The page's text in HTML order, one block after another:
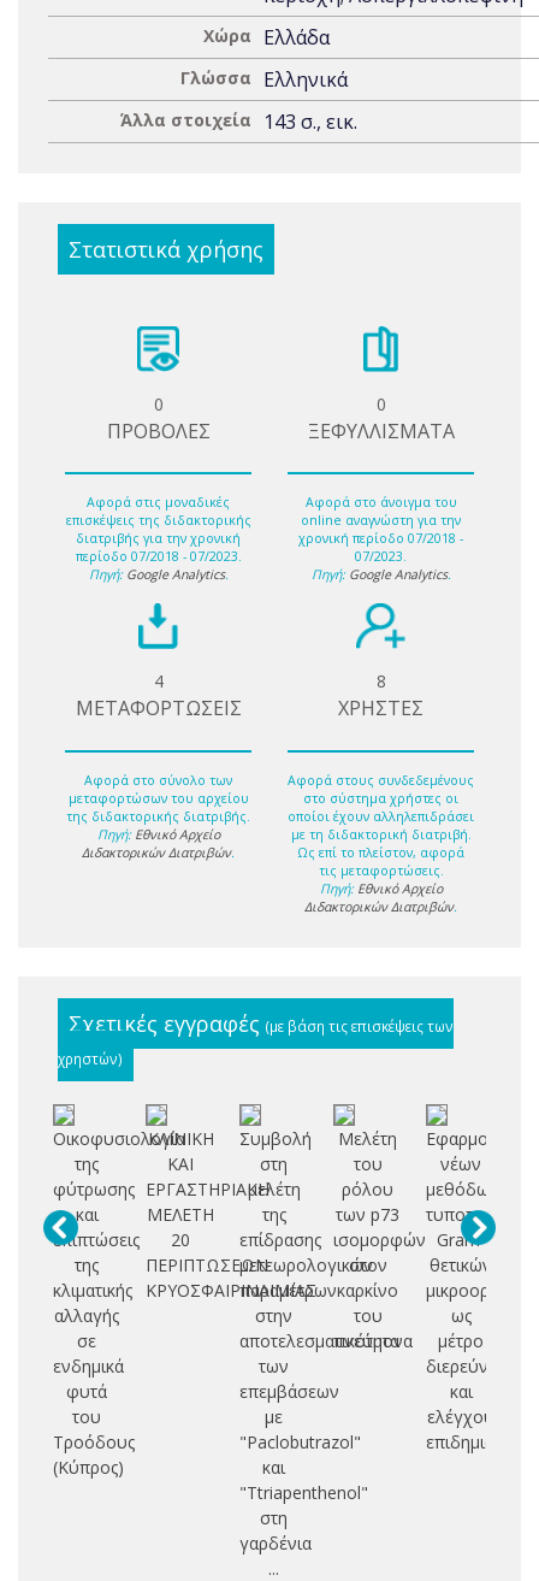
Χώρα Ελλάδα
Γλώσσα Ελληνικά
Άλλα στοιχεία 143 σ., εικ.
Στατιστικά χρήσης
0
ΠΡΟΒΟΛΕΣ
Αφορά στις μοναδικές
επισκέψεις της διδακτορικής
διατριβής για την χρονική
περίοδο 07/2018 - 07/2023.
Πηγή: Google Analytics.
0
ΞΕΦΥΛΛΙΣΜΑΤΑ
Αφορά στο άνοιγμα του
online αναγνώστη για την
χρονική περίοδο 07/2018 -
07/2023.
Πηγή: Google Analytics.
4
ΜΕΤΑΦΟΡΤΩΣΕΙΣ
Αφορά στο σύνολο των
μεταφορτώσων του αρχείου
της διδακτορικής διατριβής.
Πηγή: Εθνικό Αρχείο
Διδακτορικών Διατριβών.
8
ΧΡΗΣΤΕΣ
Αφορά στους συνδεδεμένους
στο σύστημα χρήστες οι
οποίοι έχουν αλληλεπιδράσει
με τη διδακτορική διατριβή.
Ως επί το πλείστον, αφορά
τις μεταφορτώσεις.
Πηγή: Εθνικό Αρχείο
Διδακτορικών Διατριβών.
Σχετικές εγγραφές (με βάση τις επισκέψεις των
χρηστών)
Οικοφυσιολογία
της
φύτρωσης
και
επιπτώσεις
της
κλιματικής
αλλαγής
σε
ενδημικά
φυτά
του
Τροόδους
(Κύπρος)
ΚΛΙΝΙΚΗ
ΚΑΙ
ΕΡΓΑΣΤΗΡΙΑΚΗ
ΜΕΛΕΤΗ
20
ΠΕΡΙΠΤΩΣΕΩΝ
ΚΡΥΟΣΦΑΙΡΙΝΑΙΜΙΑΣ
Συμβολή
στη
μελέτη
της
επίδρασης
μετεωρολογικών
παραμέτρων
στην
αποτελεσματικότητα
των
επεμβάσεων
με
"Paclobutrazol"
και
"Ttriapenthenol"
στη
γαρδένια
...
Μελέτη
του
ρόλου
των p73
ισομορφών
στον
καρκίνο
του
πνεύμονα
Εφαρμογή
νέων
μεθόδων
τυποποίησης
Gram-
θετικών
ως
μέτρο
διερεύνησης
και
ελέγχου
επιδημιών